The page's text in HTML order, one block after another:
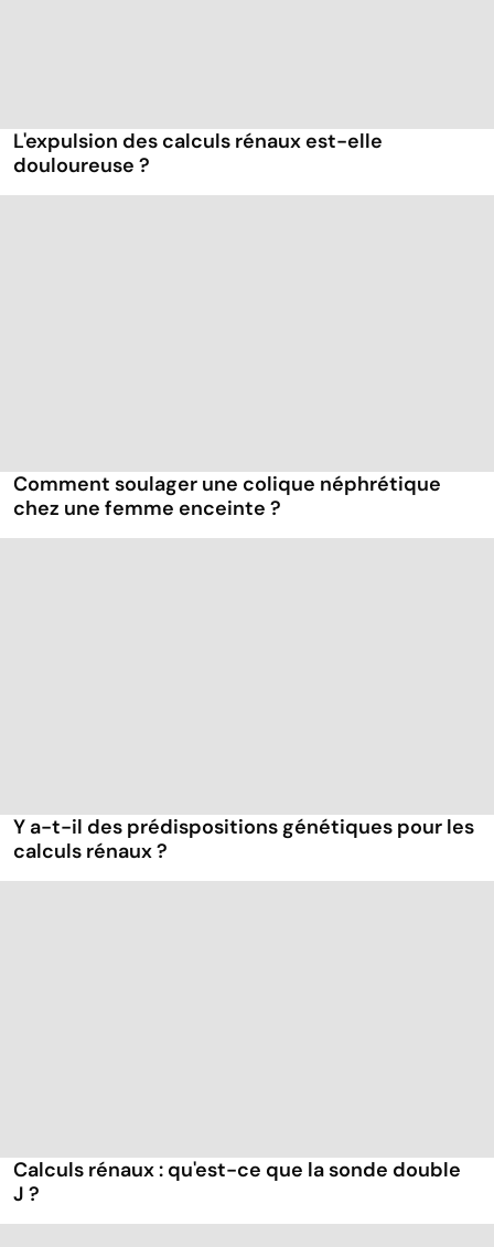
L'expulsion des calculs rénaux est-elle
douloureuse ?
Comment soulager une colique néphrétique
chez une femme enceinte ?
Y a-t-il des prédispositions génétiques pour les
calculs rénaux ?
Calculs rénaux : qu'est-ce que la sonde double
J ?